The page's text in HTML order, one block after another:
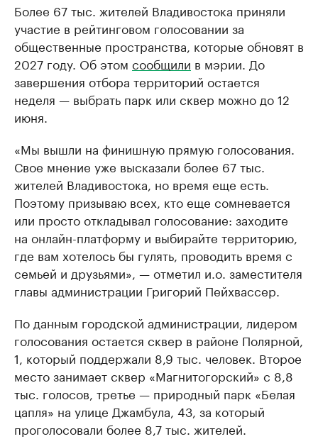
Более 67 тыс. жителей Владивостока приняли
участие в рейтинговом голосовании за
общественные пространства, которые обновят в
2027 году. Об этом сообщили в мэрии. До
завершения отбора территорий остается
неделя — выбрать парк или сквер можно до 12
июня.
«Мы вышли на финишную прямую голосования.
Свое мнение уже высказали более 67 тыс.
жителей Владивостока, но время еще есть.
Поэтому призываю всех, кто еще сомневается
или просто откладывал голосование: заходите
на онлайн-платформу и выбирайте территорию,
где вам хотелось бы гулять, проводить время с
семьей и друзьями», — отметил и.о. заместителя
главы администрации Григорий Пейхвассер.
По данным городской администрации, лидером
голосования остается сквер в районе Полярной,
1, который поддержали 8,9 тыс. человек. Второе
место занимает сквер «Магнитогорский» с 8,8
тыс. голосов, третье — природный парк «Белая
цапля» на улице Джамбула, 43, за который
проголосовали более 8,7 тыс. жителей.